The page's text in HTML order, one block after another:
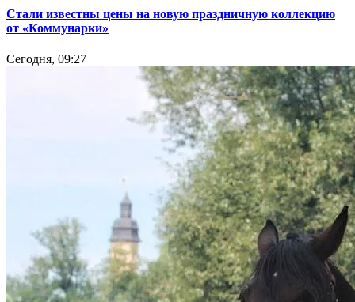
Стали известны цены на новую праздничную коллекцию
от «Коммунарки»
Сегодня, 09:27